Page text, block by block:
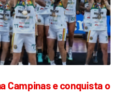
Campinas e conquista o